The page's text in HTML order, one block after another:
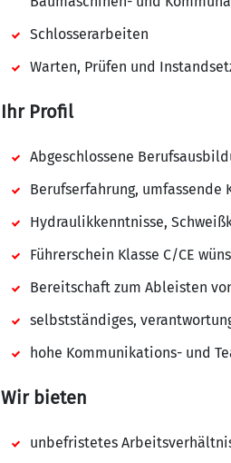
Schlosserarbeiten
Warten, Prüfen und
Ihr Profil
Abgeschlossene
Berufserfahrung, umfassende
Hydraulikkenntnisse,
Führerschein Klasse C/CE
Bereitschaft zum Ableisten
selbstständiges,
hohe Kommunikations- und
Wir bieten
unbefristetes